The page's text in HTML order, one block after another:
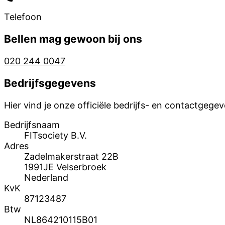
Telefoon
Bellen mag gewoon bij ons
020 244 0047
Bedrijfsgegevens
Hier vind je onze officiële bedrijfs- en
Bedrijfsnaam
FITsociety B.V.
Adres
Zadelmakerstraat 22B
1991JE Velserbroek
Nederland
KvK
87123487
Btw
NL864210115B01